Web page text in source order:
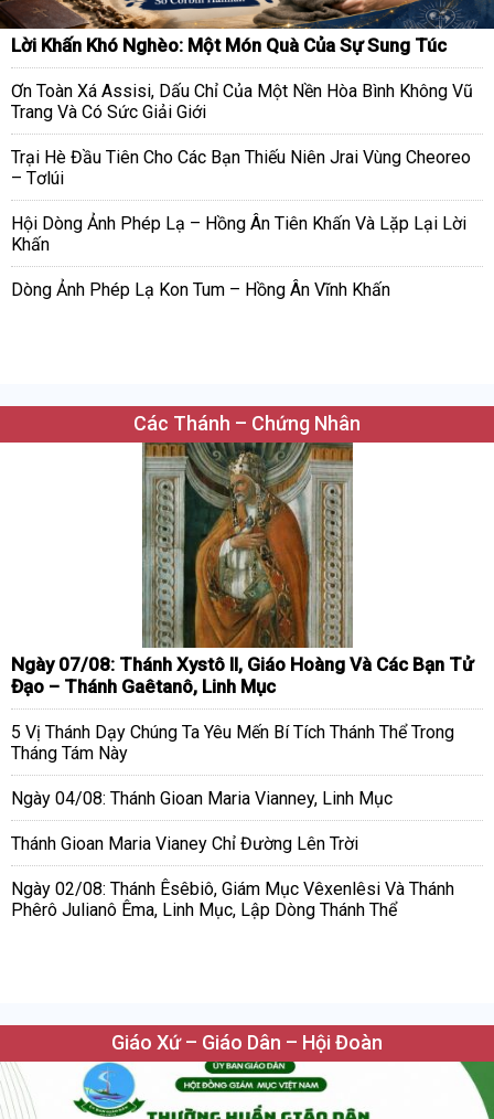
Lời Khấn Khó Nghèo: Một Món Quà Của Sự Sung Túc
Ơn Toàn Xá Assisi, Dấu Chỉ Của Một Nền Hòa Bình Không Vũ
Trang Và Có Sức Giải Giới
Trại Hè Đầu Tiên Cho Các Bạn Thiếu Niên Jrai Vùng Cheoreo
– Tơlúi
Hội Dòng Ảnh Phép Lạ – Hồng Ân Tiên Khấn Và Lặp Lại Lời
Khấn
Dòng Ảnh Phép Lạ Kon Tum – Hồng Ân Vĩnh Khấn
Các Thánh – Chứng Nhân
Ngày 07/08: Thánh Xystô II, Giáo Hoàng Và Các Bạn Tử
Đạo – Thánh Gaêtanô, Linh Mục
5 Vị Thánh Dạy Chúng Ta Yêu Mến Bí Tích Thánh Thể Trong
Tháng Tám Này
Ngày 04/08: Thánh Gioan Maria Vianney, Linh Mục
Thánh Gioan Maria Vianey Chỉ Đường Lên Trời
Ngày 02/08: Thánh Êsêbiô, Giám Mục Vêxenlêsi Và Thánh
Phêrô Julianô Êma, Linh Mục, Lập Dòng Thánh Thể
Giáo Xứ – Giáo Dân – Hội Đoàn